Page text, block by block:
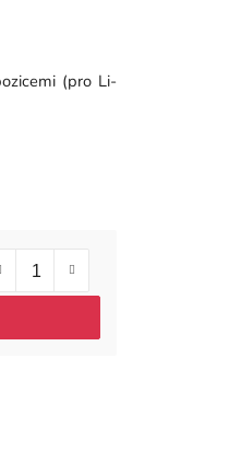
(pro Li-